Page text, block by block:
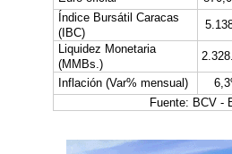
Índice Bursátil Caracas
(IBC)
Liquidez Monetaria
(MMBs.)
Inflación (Var% mensual)
Fuente: BCV -